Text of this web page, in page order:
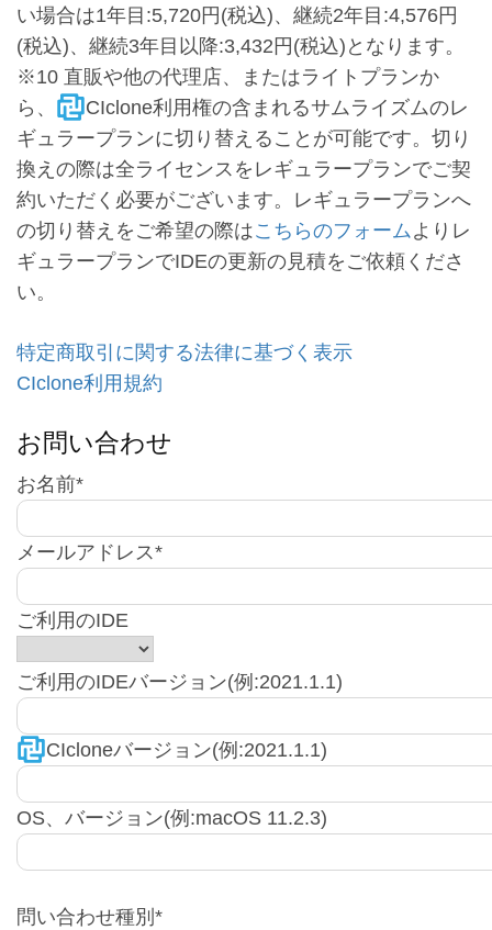
い場合は1年目:5,720円(税込)、継続2年目:4,576円
(税込)、継続3年目以降:3,432円(税込)となります。
※10 直販や他の代理店、またはライトプランか
ら、
CIclone利用権の含まれるサムライズムのレ
ギュラープランに切り替えることが可能です。切り
換えの際は全ライセンスをレギュラープランでご契
約いただく必要がございます。レギュラープランへ
の切り替えをご希望の際はこちらのフォームよりレ
ギュラープランでIDEの更新の見積をご依頼くださ
い。
特定商取引に関する法律に基づく表示
CIclone利用規約
お問い合わせ
お名前*
メールアドレス*
ご利用のIDE
ご利用のIDEバージョン(例:2021.1.1)
CIcloneバージョン(例:2021.1.1)
OS、バージョン(例:macOS 11.2.3)
問い合わせ種別*